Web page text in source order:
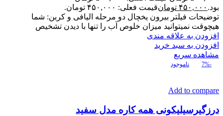
بود. ۴۵۰,۰۰۰ تومانقیمت فعلی: ۴۵۰,۰۰۰ تومان.
توضیحات فیلتر بیرون یخچال دو مرحله الیافی و کربن: شما
هیچوقت نمیتوانید میزان خلوص آب را تنها با دیدن تشخیص
افزودن به علاقه مندی
افزودن به سبد خرید
مشاهده سریع
-7% ناموجود
Add to compare
درزگیرسیلیکونی همه کاره مدل سفید